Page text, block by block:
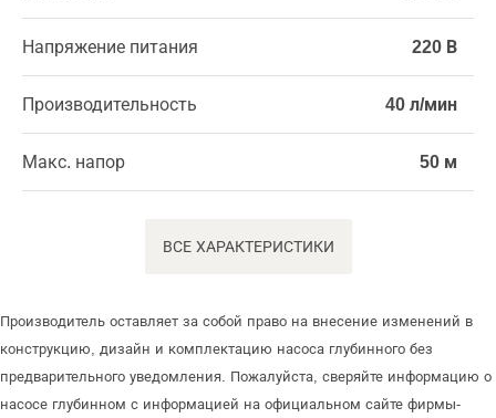
Напряжение питания 220 В
Производительность 40 л/мин
Макс. напор 50 м
ВСЕ ХАРАКТЕРИСТИКИ
Производитель оставляет за собой право на внесение изменений в
конструкцию, дизайн и комплектацию насоса глубинного без
предварительного уведомления. Пожалуйста, сверяйте информацию о
насосе глубинном с информацией на официальном сайте фирмы-